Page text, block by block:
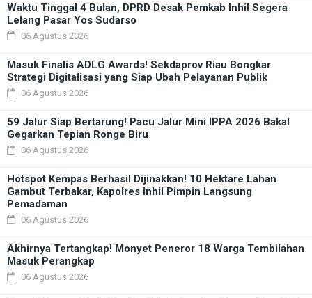
Waktu Tinggal 4 Bulan, DPRD Desak Pemkab Inhil Segera
Lelang Pasar Yos Sudarso
06 Agustus 2026
Masuk Finalis ADLG Awards! Sekdaprov Riau Bongkar
Strategi Digitalisasi yang Siap Ubah Pelayanan Publik
06 Agustus 2026
59 Jalur Siap Bertarung! Pacu Jalur Mini IPPA 2026 Bakal
Gegarkan Tepian Ronge Biru
06 Agustus 2026
Hotspot Kempas Berhasil Dijinakkan! 10 Hektare Lahan
Gambut Terbakar, Kapolres Inhil Pimpin Langsung
Pemadaman
06 Agustus 2026
Akhirnya Tertangkap! Monyet Peneror 18 Warga Tembilahan
Masuk Perangkap
06 Agustus 2026